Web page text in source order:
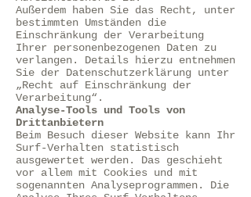
Außerdem haben Sie das Recht, unter
bestimmten Umständen die
Einschränkung der Verarbeitung
Ihrer personenbezogenen Daten zu
verlangen. Details hierzu entnehmen
Sie der Datenschutzerklärung unter
„Recht auf Einschränkung der
Verarbeitung“.
Analyse-Tools und Tools von
Drittanbietern
Beim Besuch dieser Website kann Ihr
Surf-Verhalten statistisch
ausgewertet werden. Das geschieht
vor allem mit Cookies und mit
sogenannten Analyseprogrammen. Die